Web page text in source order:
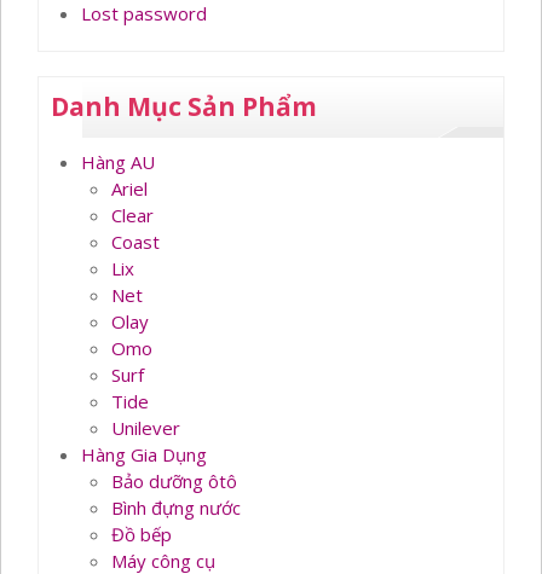
Lost password
Danh Mục Sản Phẩm
Hàng AU
Ariel
Clear
Coast
Lix
Net
Olay
Omo
Surf
Tide
Unilever
Hàng Gia Dụng
Bảo dưỡng ôtô
Bình đựng nước
Đồ bếp
Máy công cụ